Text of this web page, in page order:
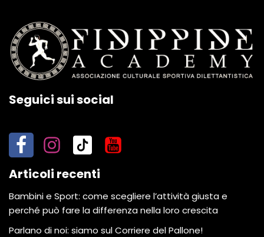
Seguici sui social
Articoli recenti
Bambini e Sport: come scegliere l’attività giusta e
perché può fare la differenza nella loro crescita
Parlano di noi: siamo sul Corriere del Pallone!